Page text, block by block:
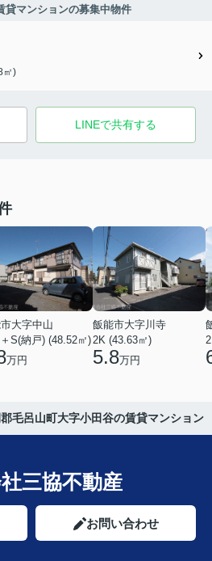
貸マンションの募集中物件
㎡)
LINEで共有する
大字中山
S(納戸) (48.52㎡)
万円
飯能市大字川寺
2K (43.63㎡)
5.8万円
毛呂山町大字小田谷の賃貸マンション
三協不動産
お問い合わせ